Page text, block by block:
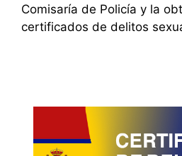
Comisaría de Policía y la
certificados de delitos